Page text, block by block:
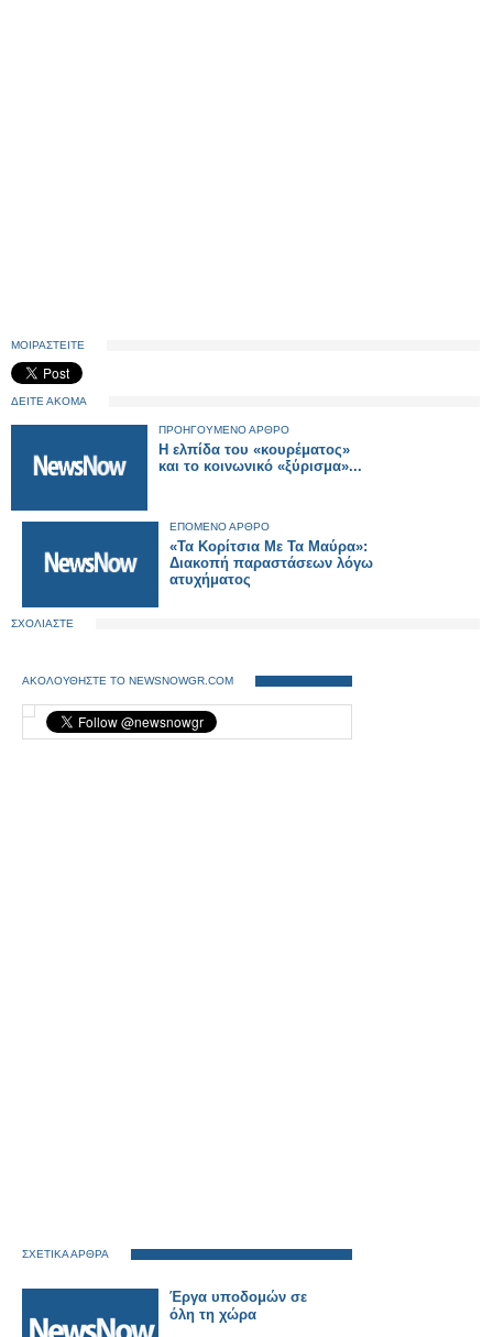
ΜΟΙΡΑΣΤΕΙΤΕ
ΔΕΙΤΕ ΑΚΟΜΑ
ΠΡΟΗΓΟΥΜΕΝΟ ΑΡΘΡΟ
Η ελπίδα του «κουρέματος»
και το κοινωνικό «ξύρισμα»...
ΕΠΟΜΕΝΟ ΑΡΘΡΟ
«Τα Κορίτσια Με Τα Μαύρα»:
Διακοπή παραστάσεων λόγω
ατυχήματος
ΣΧΟΛΙΑΣΤΕ
ΑΚΟΛΟΥΘΗΣΤΕ ΤΟ NEWSNOWGR.COM
ΣΧΕΤΙΚΑ ΑΡΘΡΑ
Έργα υποδομών σε
όλη τη χώρα